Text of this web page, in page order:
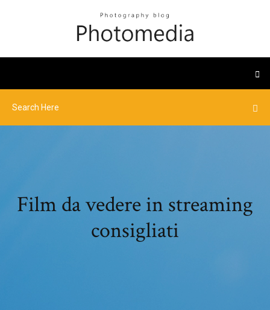
Film da vedere in streaming
consigliati